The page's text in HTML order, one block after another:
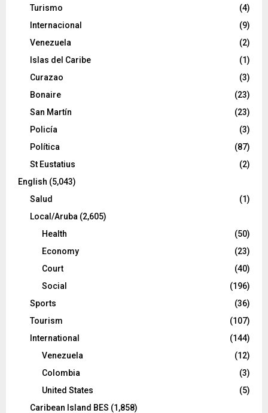
Turismo
(4)
Internacional
(9)
Venezuela
(2)
Islas del Caribe
(1)
Curazao
(3)
Bonaire
(23)
San Martín
(23)
Policía
(3)
Política
(87)
St Eustatius
(2)
English (5,043)
Salud
(1)
Local/Aruba (2,605)
Health
(50)
Economy
(23)
Court
(40)
Social
(196)
Sports
(36)
Tourism
(107)
International
(144)
Venezuela
(12)
Colombia
(3)
United States
(5)
Caribean Island BES (1,858)